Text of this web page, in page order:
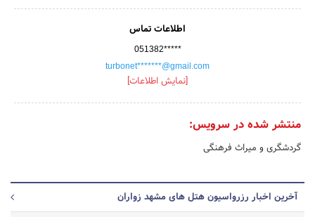
اطلاعات تماس
051382*****
turbonet*******@gmail.com
[نمایش اطلاعات]
منتشر شده در سرویس:
گردشگری و میراث فرهنگی
آخرین اخبار رزرواسیون هتل های مشهد زواران